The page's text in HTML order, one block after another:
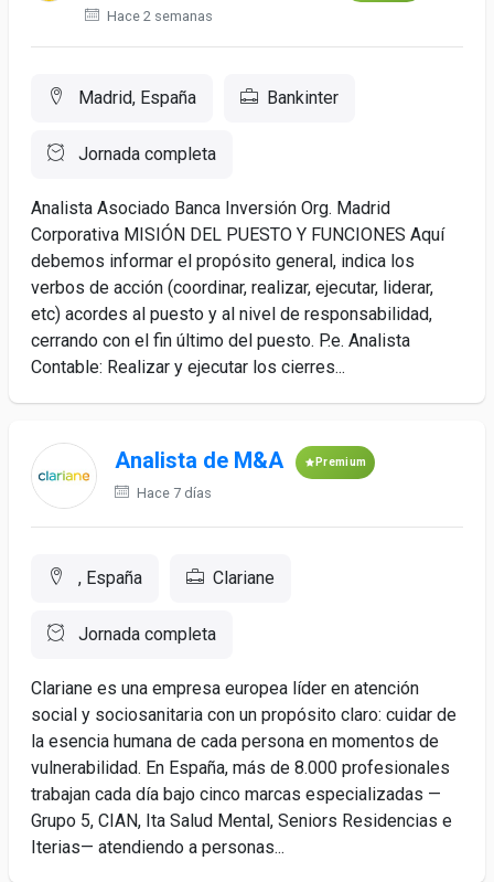
Hace 2 semanas
Madrid, España Bankinter
Jornada completa
Analista Asociado Banca Inversión Org. Madrid
Corporativa MISIÓN DEL PUESTO Y FUNCIONES Aquí
debemos informar el propósito general, indica los
verbos de acción (coordinar, realizar, ejecutar, liderar,
etc) acordes al puesto y al nivel de responsabilidad,
cerrando con el fin último del puesto. P.e. Analista
Contable: Realizar y ejecutar los cierres...
Analista de M&A Premium
Hace 7 días
, España Clariane
Jornada completa
Clariane es una empresa europea líder en atención
social y sociosanitaria con un propósito claro: cuidar de
la esencia humana de cada persona en momentos de
vulnerabilidad. En España, más de 8.000 profesionales
trabajan cada día bajo cinco marcas especializadas —
Grupo 5, CIAN, Ita Salud Mental, Seniors Residencias e
Iterias— atendiendo a personas...